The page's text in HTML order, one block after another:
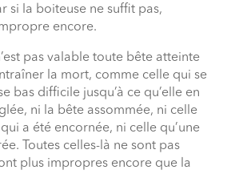
si la boiteuse ne suffit pas,
encore.
pas valable toute bête atteinte
la mort, comme celle qui se
bas difficile jusqu’à ce qu’elle en
ni la bête assommée, ni celle
a été encornée, ni celle qu’une
Toutes celles-là ne sont pas
plus impropres encore que la